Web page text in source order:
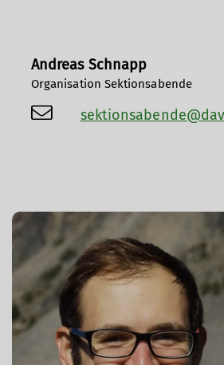
Andreas Schnapp
Organisation Sektionsabende